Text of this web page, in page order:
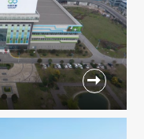
